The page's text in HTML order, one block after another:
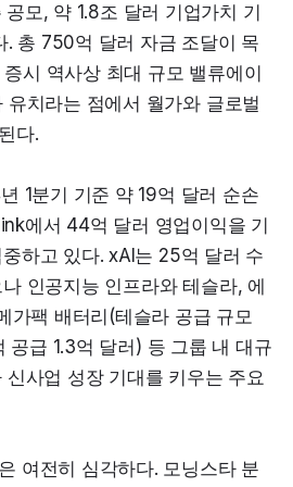
모, 약 1.8조 달러 기업가치 기
. 총 750억 달러 자금 조달이 목
시 역사상 최대 규모 밸류에이
유치라는 점에서 월가와 글로벌
다.
1분기 기준 약 19억 달러 순손
에서 44억 달러 영업이익을 기
하고 있다. xAI는 25억 달러 수
인공지능 인프라와 테슬라, 에
가팩 배터리(테슬라 공급 규모
공급 1.3억 달러) 등 그룹 내 대규
신사업 성장 기대를 키우는 주요
여전히 심각하다. 모닝스타 분